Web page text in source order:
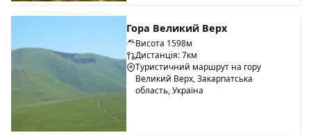
Гора Великий Верх
Висота 1598м
Дистанція: 7км
Туристичний маршрут на гору
Великий Верх, Закарпатська
область, Україна